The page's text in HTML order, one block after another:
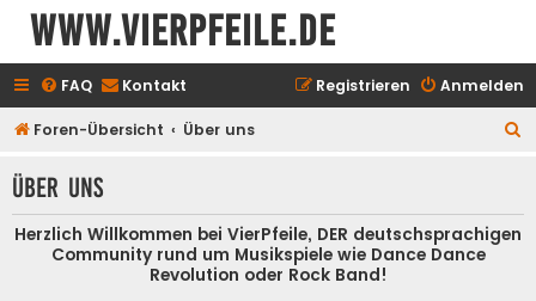
www.vierpfeile.de
FAQ Kontakt Anmelden
Registrieren
Foren-Übersicht Über uns
h
Über uns
Herzlich Willkommen bei VierPfeile, DER deutschsprachigen
Community rund um Musikspiele wie Dance Dance
Revolution oder Rock Band!